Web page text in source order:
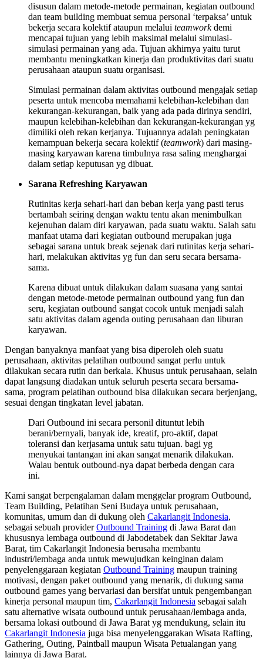
disusun dalam metode-metode permainan, kegiatan outbound
dan team building membuat semua personal ‘terpaksa’ untuk
bekerja secara kolektif ataupun melalui teamworkdemi
mencapai tujuan yang lebih maksimal melalui simulasi-
simulasi permainan yang ada. Tujuan akhirnya yaitu turut
membantu meningkatkan kinerja dan produktivitas dari suatu
perusahaan ataupun suatu organisasi.
Simulasi permainan dalam aktivitas outbound mengajak setiap
peserta untuk mencoba memahami kelebihan-kelebihan dan
kekurangan-kekurangan, baik yang ada pada dirinya sendiri,
maupun kelebihan-kelebihan dan kekurangan-kekurangan yg
dimiliki oleh rekan kerjanya. Tujuannya adalah peningkatan
kemampuan bekerja secara kolektif (teamwork) dari masing-
masing karyawan karena timbulnya rasa saling menghargai
dalam setiap keputusan yg dibuat.
Sarana Refreshing Karyawan
Rutinitas kerja sehari-hari dan beban kerja yang pasti terus
bertambah seiring dengan waktu tentu akan menimbulkan
kejenuhan dalam diri karyawan, pada suatu waktu. Salah satu
manfaat utama dari kegiatan outbound merupakan juga
sebagai sarana untuk break sejenak dari rutinitas kerja sehari-
hari, melakukan aktivitas yg fun dan seru secara bersama-
sama.
Karena dibuat untuk dilakukan dalam suasana yang santai
dengan metode-metode permainan outbound yang fun dan
seru, kegiatan outbound sangat cocok untuk menjadi salah
satu aktivitas dalam agenda outing perusahaan dan liburan
karyawan.
Dengan banyaknya manfaat yang bisa diperoleh oleh suatu
perusahaan, aktivitas pelatihan outbound sangat perlu untuk
dilakukan secara rutin dan berkala. Khusus untuk perusahaan, selain
dapat langsung diadakan untuk seluruh peserta secara bersama-
sama, program pelatihan outbound bisa dilakukan secara berjenjang,
sesuai dengan tingkatan level jabatan.
Dari Outbound ini secara personil dituntut lebih
berani/bernyali, banyak ide, kreatif, pro-aktif, dapat
toleransi dan kerjasama untuk satu tujuan. bagi yg
menyukai tantangan ini akan sangat menarik dilakukan.
Walau bentuk outbound-nya dapat berbeda dengan cara
ini.
Kami sangat berpengalaman dalam menggelar program Outbound,
Team Building, Pelatihan Seni Budaya untuk perusahaan,
komunitas, umum dan di dukung oleh Cakarlangit Indonesia,
sebagai sebuah providerOutbound Training di Jawa Barat dan
khususnya lembaga outbound di Jabodetabek dan Sekitar Jawa
Barat, tim Cakarlangit Indonesia berusaha membantu
industri/lembaga anda untuk mewujudkan keinginan dalam
penyelenggaraan kegiatan Outbound Training maupun training
motivasi, dengan paket outbound yang menarik, di dukung sama
outbound games yang bervariasi dan bersifat untuk pengembangan
kinerja personal maupun tim, Cakarlangit Indonesia sebagai salah
satu alternative wisata outbound untuk perusahaan/lembaga anda,
bersama lokasi outbound di Jawa Barat yg mendukung, selain itu
Cakarlangit Indonesia juga bisa menyelenggarakan Wisata Rafting,
Gathering, Outing, Paintball maupun Wisata Petualangan yang
lainnya di Jawa Barat.